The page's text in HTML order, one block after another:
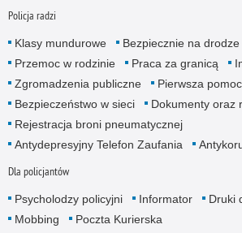
Policja radzi
Klasy mundurowe
Bezpiecznie na drodze
Przemoc w rodzinie
Praca za granicą
Zgromadzenia publiczne
Pierwsza pomoc
Bezpieczeństwo w sieci
Dokumenty oraz
Rejestracja broni pneumatycznej
Antydepresyjny Telefon Zaufania
Dla policjantów
Psycholodzy policyjni Informator
Druki
Mobbing
Poczta Kurierska